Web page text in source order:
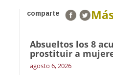
comparte
Absueltos los 8
prostituir a
agosto 6, 2026